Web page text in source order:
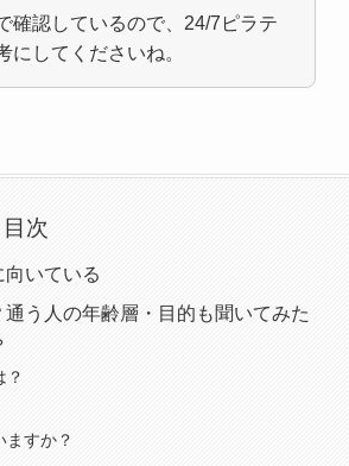
確認しているので、24/7ピラテ
にしてくださいね。
目次
向いている
う人の年齢層・目的も聞いてみた
？
すか？